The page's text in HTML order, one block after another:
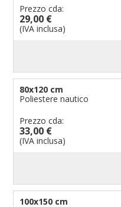
Prezzo cda:
29,00 €
(IVA inclusa)
80x120 cm
Poliestere nautico
Prezzo cda:
33,00 €
(IVA inclusa)
100x150 cm